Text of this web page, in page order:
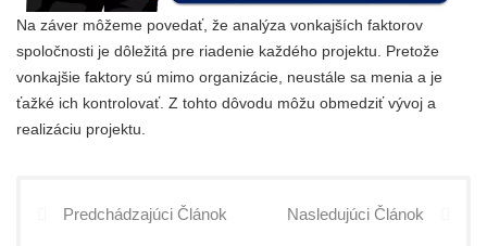
Na záver môžeme povedať, že analýza vonkajších faktorov
spoločnosti je dôležitá pre riadenie každého projektu. Pretože
vonkajšie faktory sú mimo organizácie, neustále sa menia a je
ťažké ich kontrolovať. Z tohto dôvodu môžu obmedziť vývoj a
realizáciu projektu.
Predchádzajúci Článok Nasledujúci Článok